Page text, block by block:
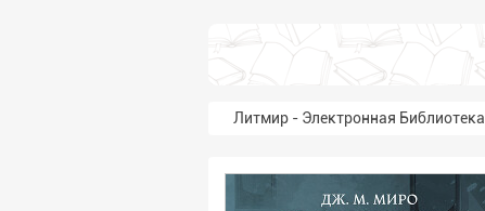
Литмир - Электронная Библиотека